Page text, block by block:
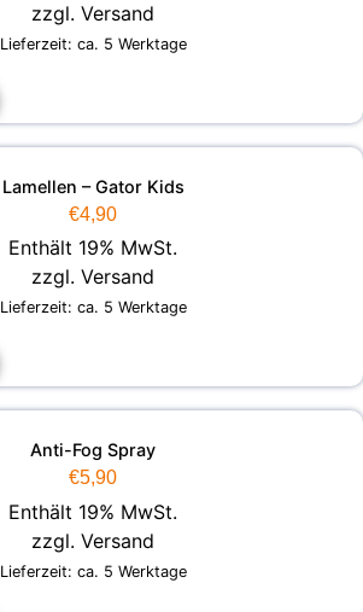
zzgl. Versand
Lieferzeit: ca. 5 Werktage
Lamellen – Gator Kids
€4,90
Enthält 19% MwSt.
zzgl. Versand
Lieferzeit: ca. 5 Werktage
Anti-Fog Spray
€5,90
Enthält 19% MwSt.
zzgl. Versand
Lieferzeit: ca. 5 Werktage